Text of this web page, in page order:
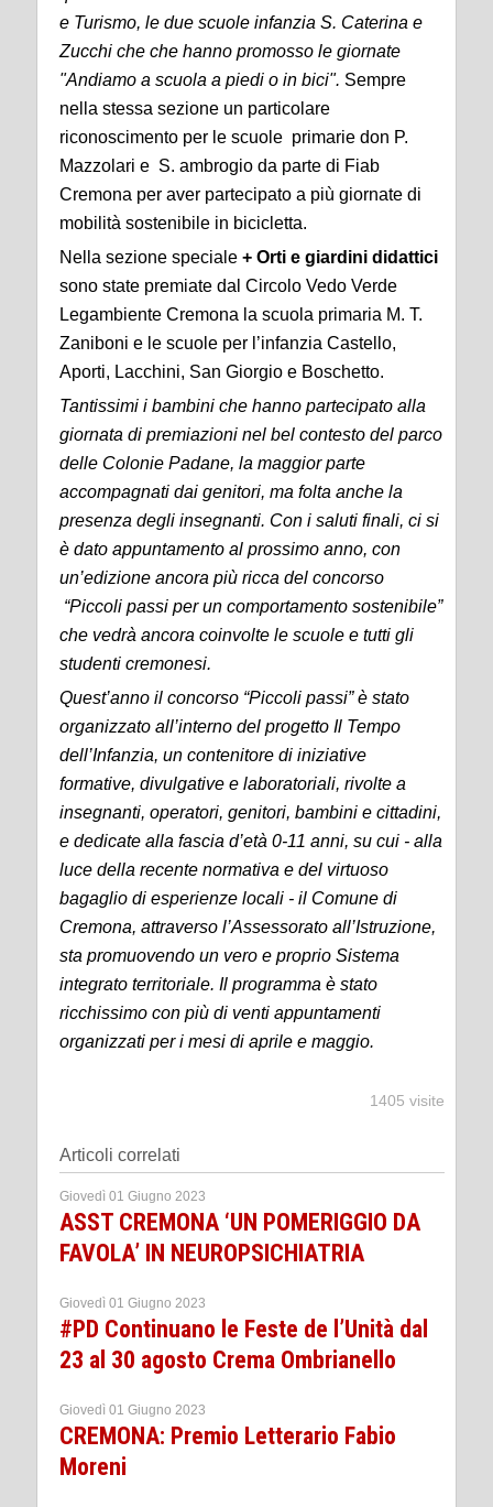
e Turismo, le due scuole infanzia S. Caterina e
Zucchi che che hanno promosso le giornate
"Andiamo a scuola a piedi o in bici". Sempre
nella stessa sezione un particolare
riconoscimento per le scuole primarie don P.
Mazzolari e S. ambrogio da parte di Fiab
Cremona per aver partecipato a più giornate di
mobilità sostenibile in bicicletta.
Nella sezione speciale + Orti e giardini didattici
sono state premiate dal Circolo Vedo Verde
Legambiente Cremona la scuola primaria M. T.
Zaniboni e le scuole per l’infanzia Castello,
Aporti, Lacchini, San Giorgio e Boschetto.
Tantissimi i bambini che hanno partecipato alla
giornata di premiazioni nel bel contesto del parco
delle Colonie Padane, la maggior parte
accompagnati dai genitori, ma folta anche la
presenza degli insegnanti. Con i saluti finali, ci si
è dato appuntamento al prossimo anno, con
un’edizione ancora più ricca del concorso
“Piccoli passi per un comportamento sostenibile”
che vedrà ancora coinvolte le scuole e tutti gli
studenti cremonesi.
Quest’anno il concorso “Piccoli passi” è stato
organizzato all’interno del progetto Il Tempo
dell’Infanzia, un contenitore di iniziative
formative, divulgative e laboratoriali, rivolte a
insegnanti, operatori, genitori, bambini e cittadini,
e dedicate alla fascia d’età 0-11 anni, su cui - alla
luce della recente normativa e del virtuoso
bagaglio di esperienze locali - il Comune di
Cremona, attraverso l’Assessorato all’Istruzione,
sta promuovendo un vero e proprio Sistema
integrato territoriale. Il programma è stato
ricchissimo con più di venti appuntamenti
organizzati per i mesi di aprile e maggio.
1405 visite
Articoli correlati
Giovedì 01 Giugno 2023
ASST CREMONA ‘UN POMERIGGIO DA
FAVOLA’ IN NEUROPSICHIATRIA
Giovedì 01 Giugno 2023
#PD Continuano le Feste de l’Unità dal
23 al 30 agosto Crema Ombrianello
Giovedì 01 Giugno 2023
CREMONA: Premio Letterario Fabio
Moreni